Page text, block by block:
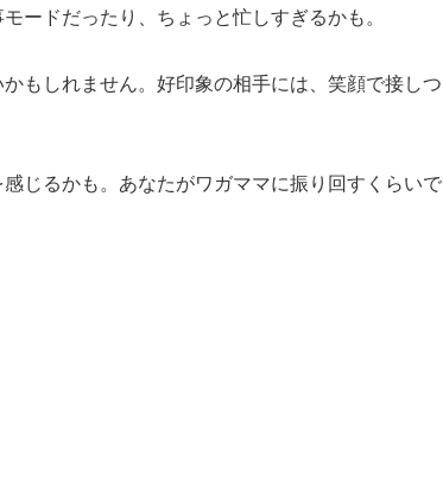
ードだったり、ちょっと忙しすぎるかも。
もしれません。好印象の相手には、笑顔で接しつ
じるかも。あなたがワガママに振り回すくらいで